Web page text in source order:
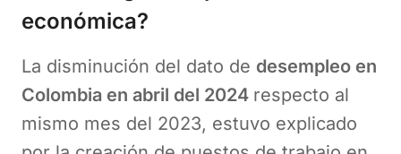
económica?
La disminución del dato de desempleo en
Colombia en abril del 2024 respecto al
mismo mes del 2023, estuvo explicado